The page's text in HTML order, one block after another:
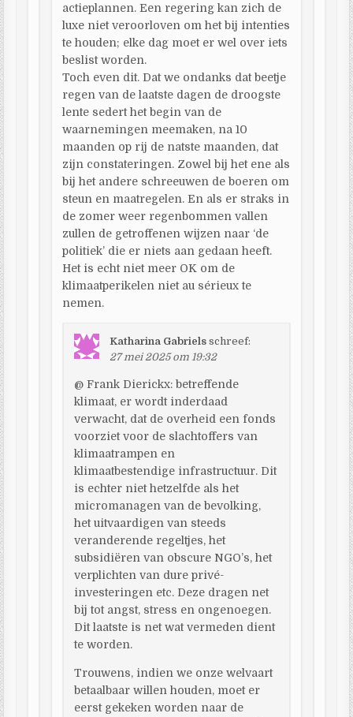
actieplannen. Een regering kan zich de
luxe niet veroorloven om het bij intenties
te houden; elke dag moet er wel over iets
beslist worden.
Toch even dit. Dat we ondanks dat beetje
regen van de laatste dagen de droogste
lente sedert het begin van de
waarnemingen meemaken, na 10
maanden op rij de natste maanden, dat
zijn constateringen. Zowel bij het ene als
bij het andere schreeuwen de boeren om
steun en maatregelen. En als er straks in
de zomer weer regenbommen vallen
zullen de getroffenen wijzen naar ‘de
politiek’ die er niets aan gedaan heeft.
Het is echt niet meer OK om de
klimaatperikelen niet au sérieux te
nemen.
Katharina Gabriels schreef:
27 mei 2025 om 19:32
@ Frank Dierickx: betreffende
klimaat, er wordt inderdaad
verwacht, dat de overheid een fonds
voorziet voor de slachtoffers van
klimaatrampen en
klimaatbestendige infrastructuur. Dit
is echter niet hetzelfde als het
micromanagen van de bevolking,
het uitvaardigen van steeds
veranderende regeltjes, het
subsidiëren van obscure NGO’s, het
verplichten van dure privé-
investeringen etc. Deze dragen net
bij tot angst, stress en ongenoegen.
Dit laatste is net wat vermeden dient
te worden.
Trouwens, indien we onze welvaart
betaalbaar willen houden, moet er
eerst gekeken worden naar de